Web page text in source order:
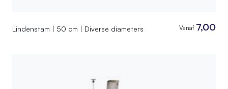
Lindenstam | 50 cm | Diverse diameters Vanaf 7,00